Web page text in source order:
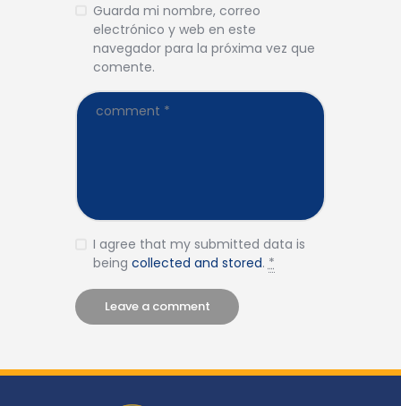
Guarda mi nombre, correo
electrónico y web en este
navegador para la próxima vez que
comente.
I agree that my submitted data is
being collected and stored.*